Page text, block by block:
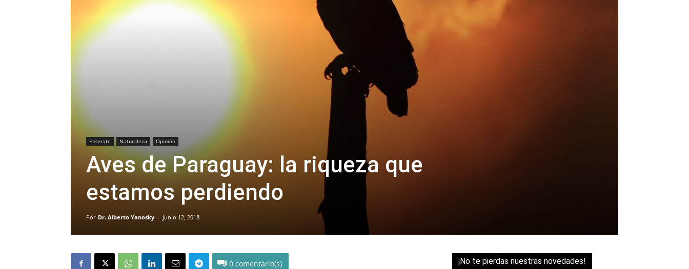
Enterate Naturaleza Opinión
Aves de Paraguay: la riqueza que
estamos perdiendo
Por Dr. Alberto Yanosky - junio 12, 2018
0 ¡No te pierdas nuestras novedades!